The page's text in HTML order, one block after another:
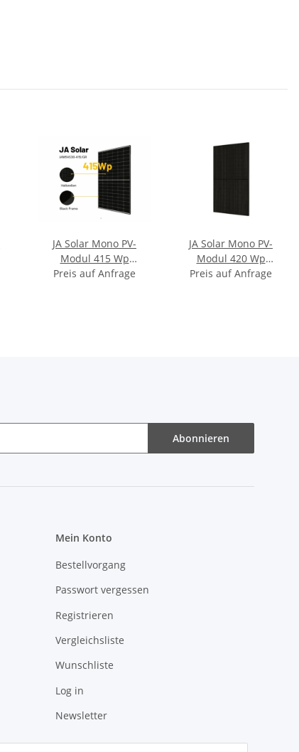
JA Solar Mono PV-
Modul 415 Wp
JAM54S30-415/GR
Preis auf Anfrage
JA Solar Mono PV-
Modul 420 Wp
JAM54S31-420/LR
Preis auf Anfrage
Abonnieren
Mein Konto
Bestellvorgang
Passwort vergessen
Registrieren
Vergleichsliste
Wunschliste
Log in
Newsletter